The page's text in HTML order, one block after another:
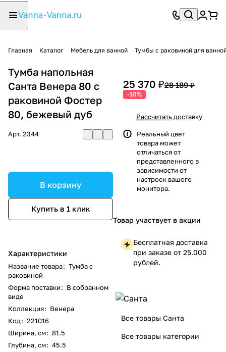
Главная Каталог Мебель для ванной Тумбы с раковиной для
Тумба напольная
Санта Венера 80 с
раковиной Фостер
80, бежевый дуб
Арт. 2344
В корзину
Купить в 1 клик
Характеристики
Название товара: Тумба с
раковиной
Форма поставки: В собранном
виде
Коллекция: Венера
Код: 221016
Ширина, см: 81.5
Глубина, см: 45.5
25 370 ₽28 189 ₽
-10%
Рассчитать доставку
Реальный цвет
товара может
отличаться от
представленного в
зависимости от
настроек вашего
монитора.
Товар участвует в акции
Бесплатная доставка
при заказе от 25.000
рублей.
Все товары Санта
Все товары категории